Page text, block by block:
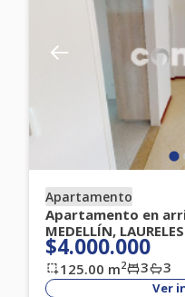
Apartamento
Apartamento en
MEDELLÍN, LAURELES
$4.000.000
125.00 m2 3 3
Ver